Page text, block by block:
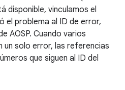
disponible, vinculamos el
el problema al ID de error,
AOSP. Cuando varios
un solo error, las referencias
que siguen al ID del